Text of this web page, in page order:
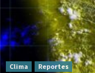
Clima Reportes